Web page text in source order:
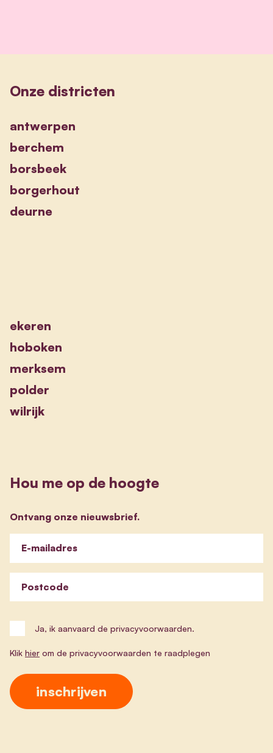
Onze districten
antwerpen
berchem
borsbeek
borgerhout
deurne
ekeren
hoboken
merksem
polder
wilrijk
Hou me op de hoogte
Ontvang onze nieuwsbrief.
E-mailadres
Postcode
Ja, ik aanvaard de privacyvoorwaarden.
Klik hier om de privacyvoorwaarden te raadplegen